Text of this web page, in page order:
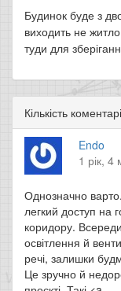
Будинок буде з
виходить не
туди для
Кількість
Endo
1 рік, 4
Однозначно
легкий доступ на
коридору.
освітлення й
речі, залишки
Це зручно й